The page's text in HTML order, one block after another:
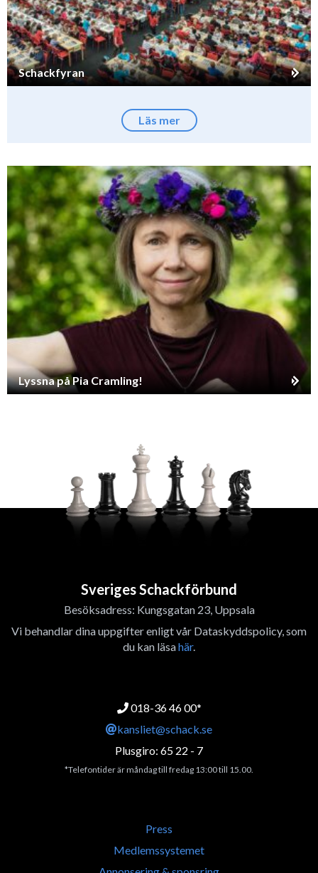
Schackfyran
Läs mer
Lyssna på Pia Cramling!
Sveriges Schackförbund
Besöksadress: Kungsgatan 23, Uppsala
Vi behandlar dina uppgifter enligt vår Dataskyddspolicy, som
du kan läsahär.
018-36 46 00*
kansliet@schack.se
Plusgiro: 65 22 - 7
*Telefontider är måndag till fredag 13:00 till 15.00.
Press
Medlemssystemet